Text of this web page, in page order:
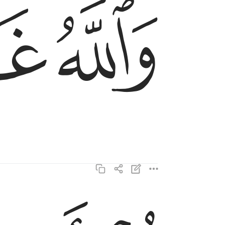
ﱪ
قل اطيعوا الله والرسول فان تولوا فان الله لا يحب
قُلْ أَطِيعُوا۟ ٱللَّهَ وَٱلرَّسُولَ ۖ فَإِن تَوَلَّوْا۟